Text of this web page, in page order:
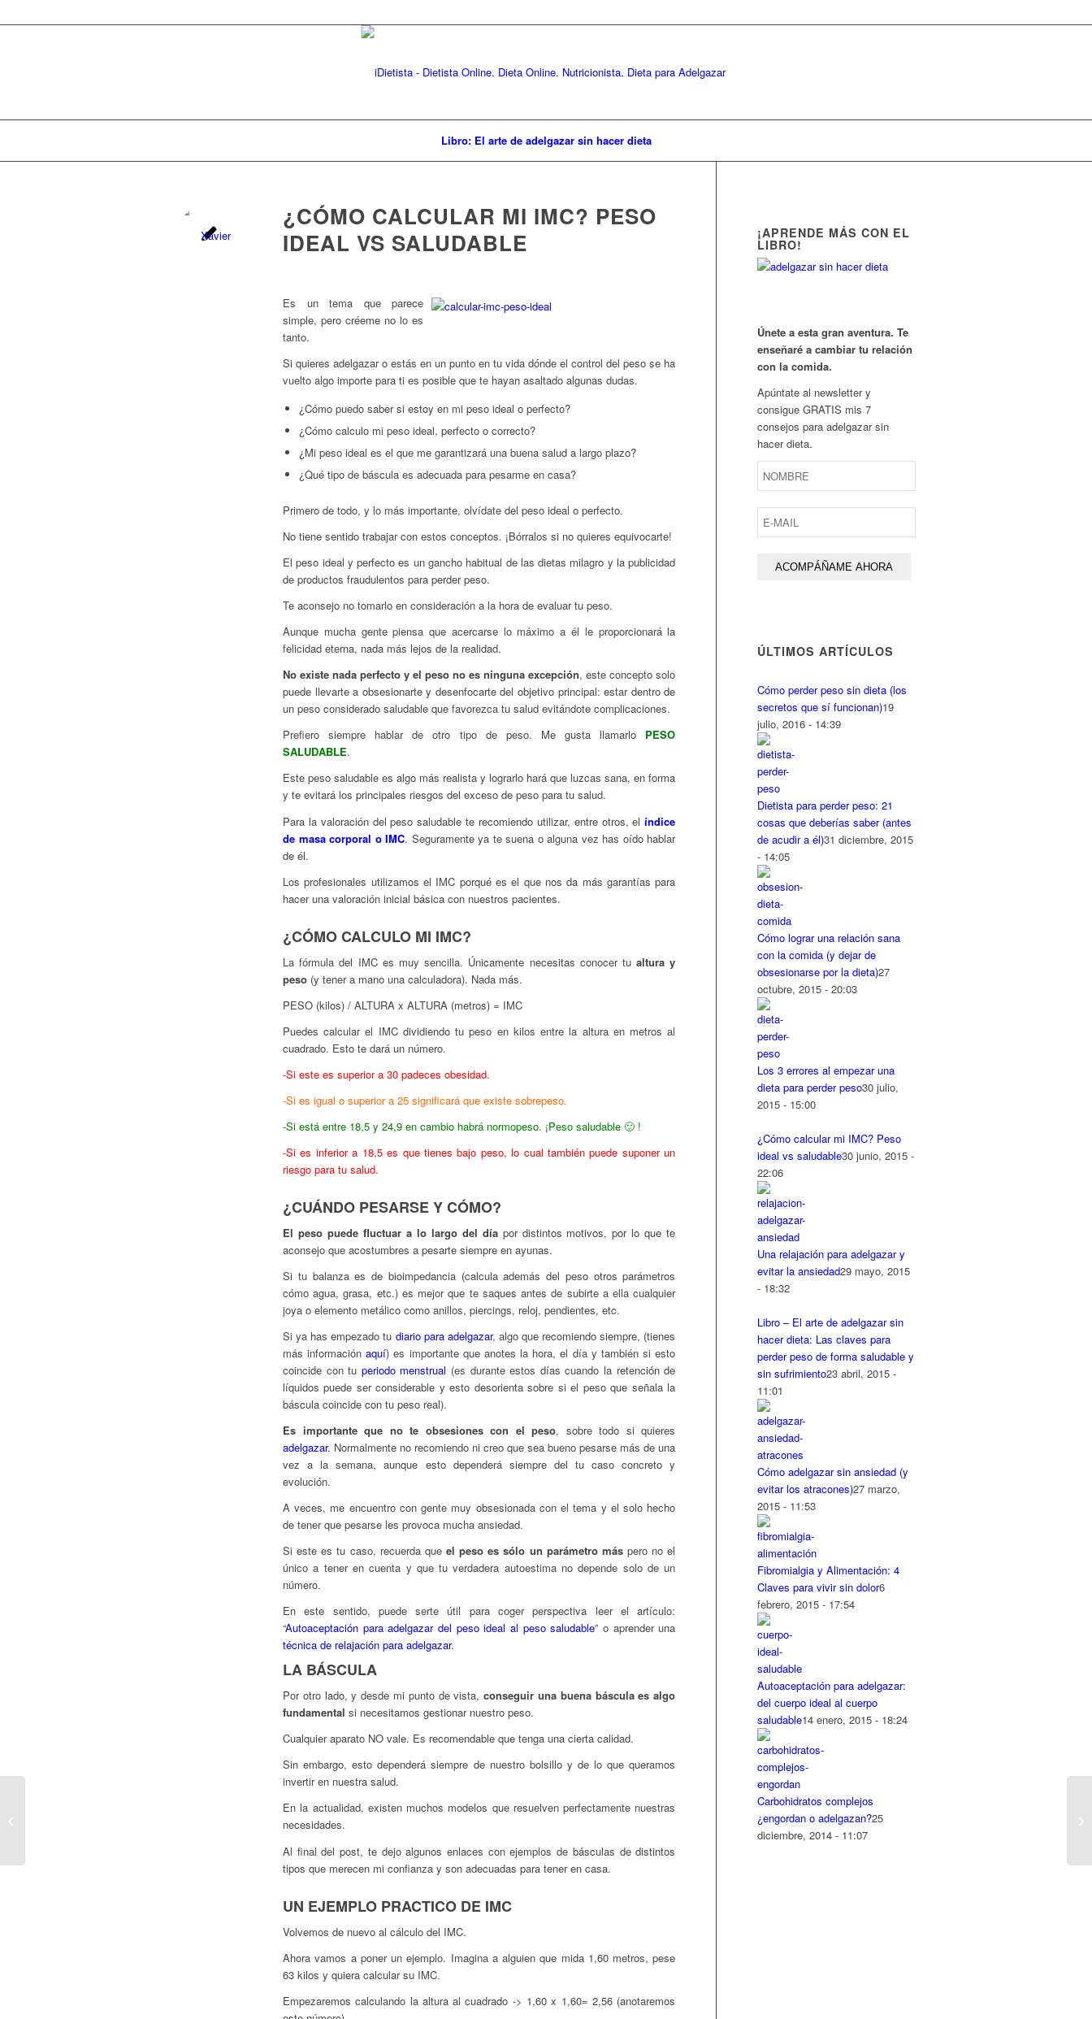
Libro: El arte de adelgazar sin hacer dieta
¿CÓMO CALCULAR MI IMC? PESO
IDEAL VS SALUDABLE
Es un tema que parece
simple, pero créeme no lo es
tanto.
Si quieres adelgazar o estás en un punto en tu vida dónde el control del peso se ha
vuelto algo importe para ti es posible que te hayan asaltado algunas dudas.
¿Cómo puedo saber si estoy en mi peso ideal o perfecto?
¿Cómo calculo mi peso ideal, perfecto o correcto?
¿Mi peso ideal es el que me garantizará una buena salud a largo plazo?
¿Qué tipo de báscula es adecuada para pesarme en casa?
Primero de todo, y lo más importante, olvídate del peso ideal o perfecto.
No tiene sentido trabajar con estos conceptos. ¡Bórralos si no quieres equivocarte!
El peso ideal y perfecto es un gancho habitual de las dietas milagro y la publicidad
de productos fraudulentos para perder peso.
Te aconsejo no tomarlo en consideración a la hora de evaluar tu peso.
Aunque mucha gente piensa que acercarse lo máximo a él le proporcionará la
felicidad eterna, nada más lejos de la realidad.
No existe nada perfecto y el peso no es ninguna excepción, este concepto solo
puede llevarte a obsesionarte y desenfocarte del objetivo principal: estar dentro de
un peso considerado saludable que favorezca tu salud evitándote complicaciones.
Prefiero siempre hablar de otro tipo de peso. Me gusta llamarlo PESO
SALUDABLE.
Este peso saludable es algo más realista y lograrlo hará que luzcas sana, en forma
y te evitará los principales riesgos del exceso de peso para tu salud.
Para la valoración del peso saludable te recomiendo utilizar, entre otros, elíndice
de masa corporal o IMC. Seguramente ya te suena o alguna vez has oído hablar
de él.
Los profesionales utilizamos el IMC porqué es el que nos da más garantías para
hacer una valoración inicial básica con nuestros pacientes.
¿CÓMO CALCULO MI IMC?
La fórmula del IMC es muy sencilla. Únicamente necesitas conocer tualtura y
peso (y tener a mano una calculadora). Nada más.
PESO (kilos) / ALTURA x ALTURA (metros) = IMC
Puedes calcular el IMC dividiendo tu peso en kilos entre la altura en metros al
cuadrado. Esto te dará un número.
-Si este es superior a 30 padeces obesidad.
-Si es igual o superior a 25 significará que existe sobrepeso.
-Si está entre 18,5 y 24,9 en cambio habrá normopeso. ¡Peso saludable 🙂 !
-Si es inferior a 18,5 es que tienes bajo peso, lo cual también puede suponer un
riesgo para tu salud.
¿CUÁNDO PESARSE Y CÓMO?
El peso puede fluctuar a lo largo del díapor distintos motivos, por lo que te
aconsejo que acostumbres a pesarte siempre en ayunas.
Si tu balanza es de bioimpedancia (calcula además del peso otros parámetros
cómo agua, grasa, etc.) es mejor que te saques antes de subirte a ella cualquier
joya o elemento metálico como anillos, piercings, reloj, pendientes, etc.
Si ya has empezado tu diario para adelgazar, algo que recomiendo siempre, (tienes
más informaciónaquí) es importante que anotes la hora, el día y también si esto
coincide con tu periodo menstrual (es durante estos días cuando la retención de
líquidos puede ser considerable y esto desorienta sobre si el peso que señala la
báscula coincide con tu peso real).
Es importante que no te obsesiones con el peso, sobre todo si quieres
adelgazar. Normalmente no recomiendo ni creo que sea bueno pesarse más de una
vez a la semana, aunque esto dependerá siempre del tu caso concreto y
evolución.
A veces, me encuentro con gente muy obsesionada con el tema y el solo hecho
de tener que pesarse les provoca mucha ansiedad.
Si este es tu caso, recuerda queel peso es sólo un parámetro máspero no el
único a tener en cuenta y que tu verdadera autoestima no depende solo de un
número.
En este sentido, puede serte útil para coger perspectiva leer el artículo:
“Autoaceptación para adelgazar del peso ideal al peso saludable” o aprender una
técnica de relajación para adelgazar.
LA BÁSCULA
Por otro lado, y desde mi punto de vista,conseguir una buena báscula es algo
fundamental si necesitamos gestionar nuestro peso.
Cualquier aparato NO vale. Es recomendable que tenga una cierta calidad.
Sin embargo, esto dependerá siempre de nuestro bolsillo y de lo que queramos
invertir en nuestra salud.
En la actualidad, existen muchos modelos que resuelven perfectamente nuestras
necesidades.
Al final del post, te dejo algunos enlaces con ejemplos de básculas de distintos
tipos que merecen mi confianza y son adecuadas para tener en casa.
UN EJEMPLO PRACTICO DE IMC
Volvemos de nuevo al cálculo del IMC.
Ahora vamos a poner un ejemplo. Imagina a alguien que mida 1,60 metros, pese
63 kilos y quiera calcular su IMC.
Empezaremos calculando la altura al cuadrado -> 1,60 x 1,60= 2,56 (anotaremos
¡APRENDE MÁS CON EL
LIBRO!
Únete a esta gran aventura. Te
enseñaré a cambiar tu relación
con la comida.
Apúntate al newsletter y
consigue GRATIS mis 7
consejos para adelgazar sin
hacer dieta.
ÚLTIMOS ARTÍCULOS
Cómo perder peso sin dieta (los
secretos que sí funcionan)19
julio, 2016 - 14:39
Dietista para perder peso: 21
cosas que deberías saber (antes
de acudir a él)31 diciembre, 2015
- 14:05
Cómo lograr una relación sana
con la comida (y dejar de
obsesionarse por la dieta)27
octubre, 2015 - 20:03
Los 3 errores al empezar una
dieta para perder peso30 julio,
2015 - 15:00
¿Cómo calcular mi IMC? Peso
ideal vs saludable30 junio, 2015 -
22:06
Una relajación para adelgazar y
evitar la ansiedad29 mayo, 2015
- 18:32
Libro – El arte de adelgazar sin
hacer dieta: Las claves para
perder peso de forma saludable y
sin sufrimiento23 abril, 2015 -
11:01
Cómo adelgazar sin ansiedad (y
evitar los atracones)27 marzo,
2015 - 11:53
Fibromialgia y Alimentación: 4
Claves para vivir sin dolor6
febrero, 2015 - 17:54
Autoaceptación para adelgazar:
del cuerpo ideal al cuerpo
saludable14 enero, 2015 - 18:24
Carbohidratos complejos
¿engordan o adelgazan?25
diciembre, 2014 - 11:07